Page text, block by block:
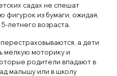
садах не спешат
фигурок из бумаги, ожидая,
летнего возраста.
а дети
мелкую моторику и
родители впадают в
малышу или в школу